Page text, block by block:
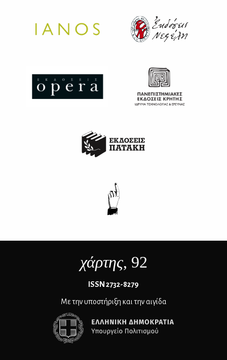
χάρτης, 92
ΙSSN 2732-8279
Με την υποστήριξη και την αιγίδα